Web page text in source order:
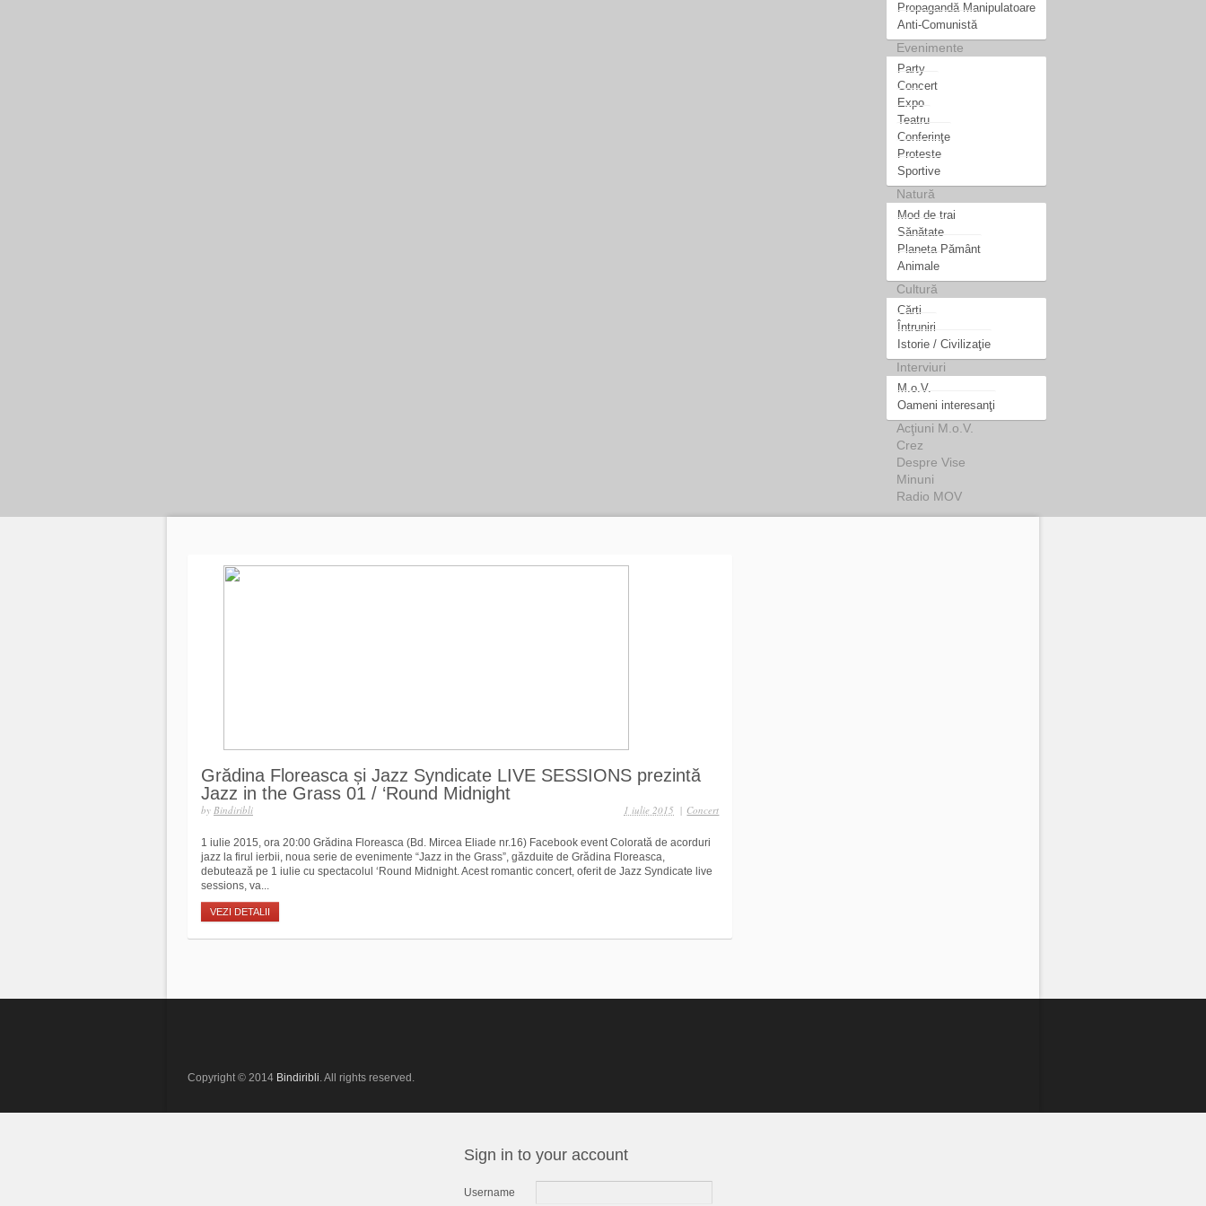
Propagandă Manipulatoare
Anti-Comunistă
Evenimente
Party
Concert
Expo
Teatru
Conferinţe
Proteste
Sportive
Natură
Mod de trai
Sănătate
Planeta Pământ
Animale
Cultură
Cărti
Întruniri
Istorie / Civilizaţie
Interviuri
M.o.V.
Oameni interesanţi
Acţiuni M.o.V.
Crez
Despre Vise
Minuni
Radio MOV
Grădina Floreasca și Jazz Syndicate LIVE SESSIONS prezintă
Jazz in the Grass 01 / ‘Round Midnight
by Bindiribli | Concert
1 iulie 2015
1 iulie 2015, ora 20:00 Grădina Floreasca (Bd. Mircea Eliade nr.16) Facebook event Colorată de acorduri
jazz la firul ierbii, noua serie de evenimente “Jazz in the Grass”, găzduite de Grădina Floreasca,
debutează pe 1 iulie cu spectacolul ‘Round Midnight. Acest romantic concert, oferit de Jazz Syndicate live
sessions, va...
VEZI DETALII
Copyright © 2014 Bindiribli. All rights reserved.
Sign in to your account
Username